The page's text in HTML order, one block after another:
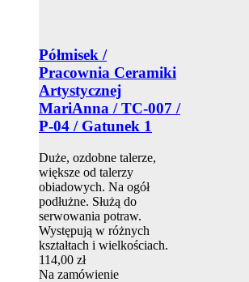
Półmisek /
Pracownia Ceramiki
Artystycznej
MariAnna / TC-007 /
P-04 / Gatunek 1
Duże, ozdobne talerze,
większe od talerzy
obiadowych. Na ogół
podłużne. Służą do
serwowania potraw.
Występują w różnych
kształtach i wielkościach.
114,00 zł
Na zamówienie